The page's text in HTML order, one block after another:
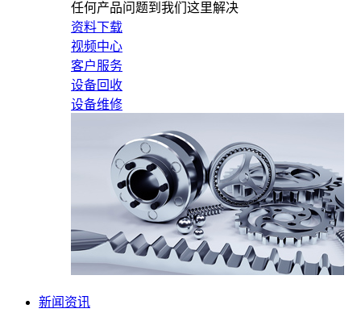
任何产品问题到我们这里解决
资料下载
视频中心
客户服务
设备回收
设备维修
新闻资讯